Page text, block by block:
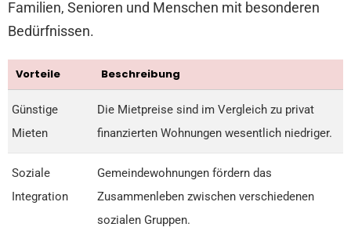
Familien, Senioren und Menschen mit besonderen
Bedürfnissen.
Vorteile Beschreibung
Günstige
Mieten
Die Mietpreise sind im Vergleich zu privat
finanzierten Wohnungen wesentlich niedriger.
Soziale
Integration
Gemeindewohnungen fördern das
Zusammenleben zwischen verschiedenen
sozialen Gruppen.